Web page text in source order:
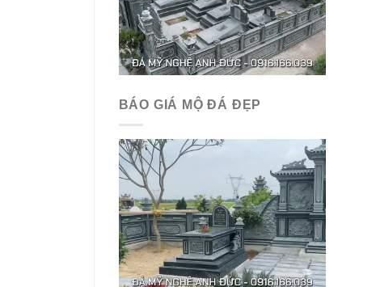
BÁO GIÁ MỘ ĐÁ ĐẸP